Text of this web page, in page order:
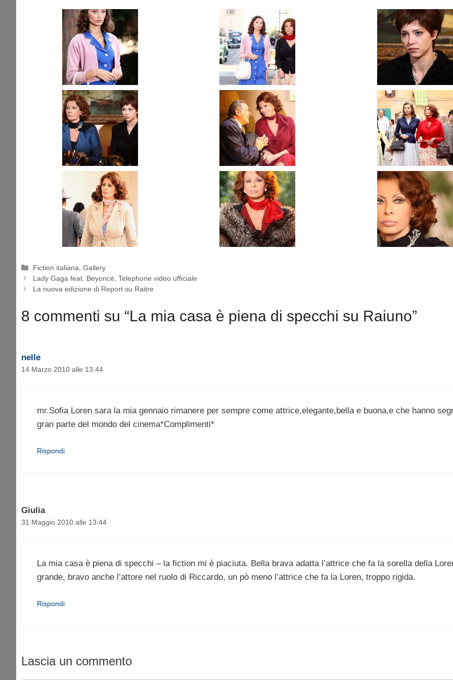
Categorie
Fiction italiana ,Gallery
Lady Gaga feat. Beyoncè, Telephone video ufficiale
La nuova edizione di Report su Raitre
8 commenti su “La mia casa è piena di specchi su Raiuno”
nelle
14 Marzo 2010 alle 13:44
mr.Sofia Loren sara la mia gennaio rimanere per sempre come attrice,elegante,bella e buona,e che hanno
gran parte del mondo del cinema*Complimenti*
Rispondi
Giulia
31 Maggio 2010 alle 13:44
La mia casa è piena di specchi – la fiction mi è piaciuta. Bella brava adatta l’attrice che fa la sorella della
grande, bravo anche l’attore nel ruolo di Riccardo, un pò meno l’attrice che fa la Loren, troppo rigida.
Rispondi
Lascia un commento